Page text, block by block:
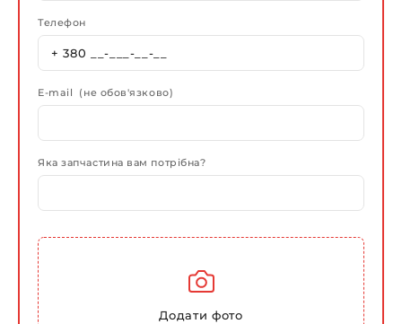
Телефон
E-mail (не обов'язково)
Яка запчастина вам потрібна?
Додати фото